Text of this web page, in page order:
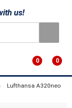
us!
0
0
Lufthansa A320neo